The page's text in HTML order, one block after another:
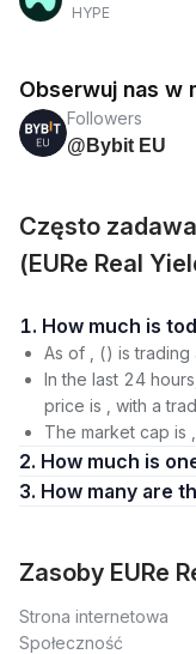
HYPE
Obserwuj nas w
Followers
@Bybit EU
Często
(EURe Real
1. How
As of , () is trading
In the last 24
price is , with a
The market cap is
2. How much is
3. How
Zasoby EURe
Strona internetowa
Społeczność